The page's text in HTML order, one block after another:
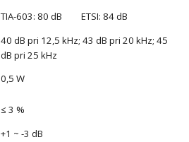
TIA-603: 80 dB ETSI: 84 dB
40 dB pri 12,5 kHz; 43 dB pri 20 kHz; 45
dB pri 25 kHz
0,5 W
≤ 3 %
+1 ~ -3 dB